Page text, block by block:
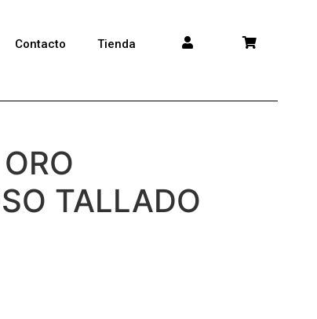
Contacto Tienda
TALLADO